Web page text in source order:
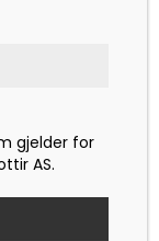
vi
gjelder for
AS.